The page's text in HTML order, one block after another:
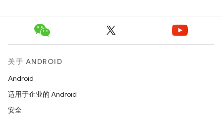
关于 ANDROID
Android
适用于企业的 Android
安全